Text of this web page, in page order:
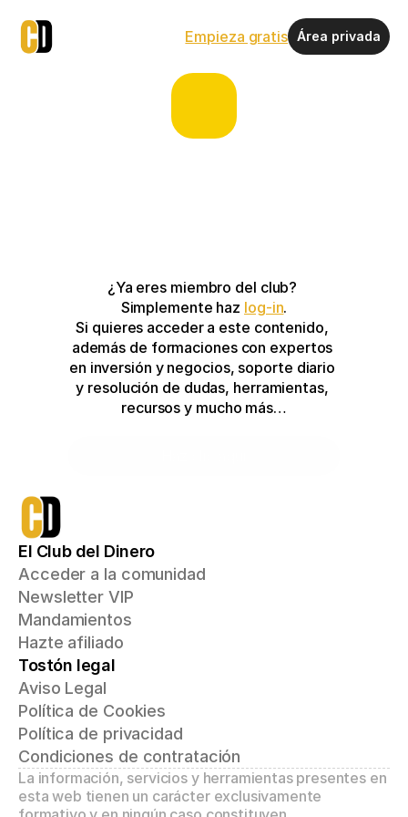
Empieza gratis Área privada
¿Ya eres miembro del club?
Simplemente haz log-in.
Si quieres acceder a este contenido,
además de formaciones con expertos
en inversión y negocios, soporte diario
y resolución de dudas, herramientas,
recursos y mucho más…
El Club del Dinero
Acceder a la comunidad
Newsletter VIP
Mandamientos
Hazte afiliado
Tostón legal
Aviso Legal
Política de Cookies
Política de privacidad
Condiciones de contratación
La información, servicios y herramientas presentes en
esta web tienen un carácter exclusivamente